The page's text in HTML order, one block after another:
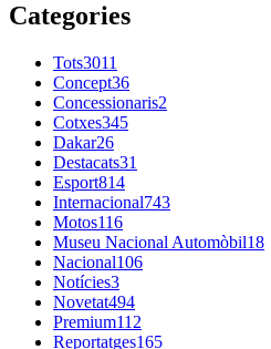
Categories
Tots3011
Concept36
Concessionaris2
Cotxes345
Dakar26
Destacats31
Esport814
Internacional743
Motos116
Museu Nacional Automòbil18
Nacional106
Notícies3
Novetat494
Premium112
Reportatges165